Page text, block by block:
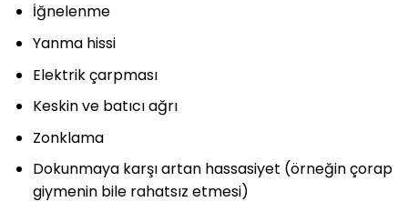
İğnelenme
Yanma hissi
Elektrik çarpması
Keskin ve batıcı ağrı
Zonklama
Dokunmaya karşı artan hassasiyet (örneğin çorap
giymenin bile rahatsız etmesi)